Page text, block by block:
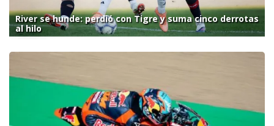
River se hunde: perdió con Tigre y suma cinco derrotas
al hilo